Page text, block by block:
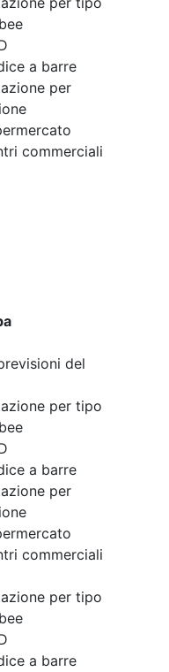
a barre
per
commerciali
del
per tipo
a barre
per
commerciali
per tipo
a barre